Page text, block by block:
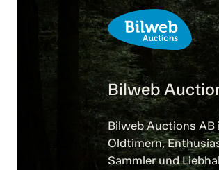
Bilweb
Bilweb Auctions AB
Oldtimern,
Sammler und